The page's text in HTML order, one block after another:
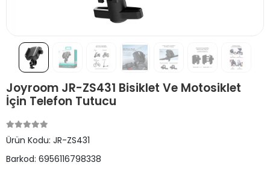
Joyroom JR-ZS431 Bisiklet Ve Motosiklet
İçin Telefon Tutucu
Ürün Kodu: JR-ZS431
Barkod: 6956116798338